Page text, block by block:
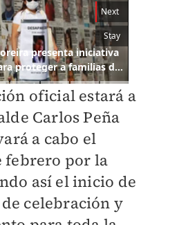
oficial estará a
Carlos Peña
a cabo el
febrero por la
así el inicio de
de celebración y